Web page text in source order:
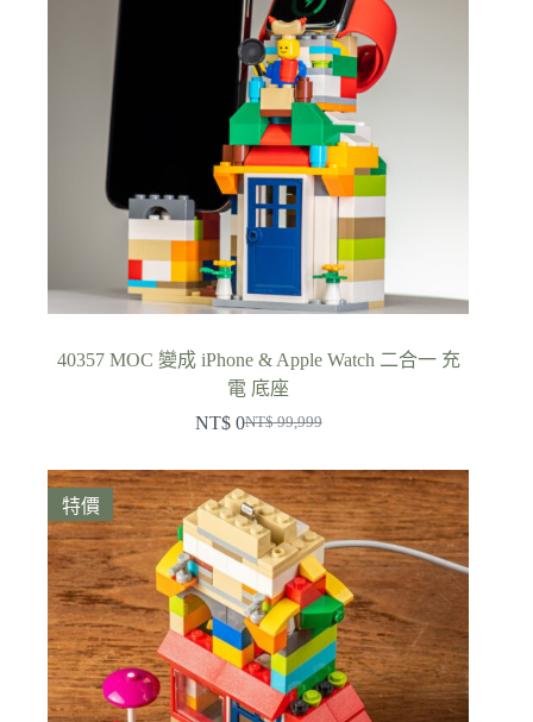
40357 MOC 變成 iPhone & Apple Watch 二合一 充
電 底座
NT$99,999
始
價
格：
NT$ 99,999。
NT$0
前
價
格：
NT$ 0。
特價